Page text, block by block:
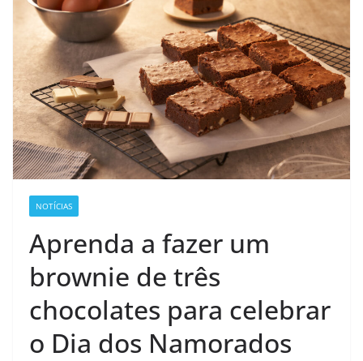
NOTÍCIAS
Aprenda a fazer um
brownie de três
chocolates para celebrar
o Dia dos Namorados